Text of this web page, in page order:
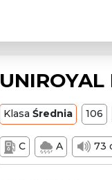
Klasa Średnia 106
C A 73